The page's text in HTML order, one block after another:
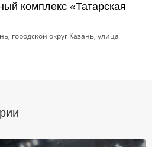
комплекс «Татарская
городской округ Казань, улица